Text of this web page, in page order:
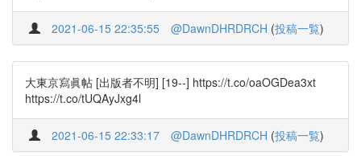
2021-06-15 22:35:55 @DawnDHRDRCH (投稿一覧)
大東京寫眞帖 [出版者不明] [19--] https://t.co/oaOGDea3xt
https://t.co/tUQAyJxg4l
2021-06-15 22:33:17 @DawnDHRDRCH (投稿一覧)